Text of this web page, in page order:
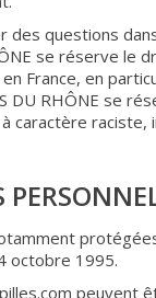
questions
se réserve
France, en
DU RHÔNE
caractère
octobre 1995.
peuvent